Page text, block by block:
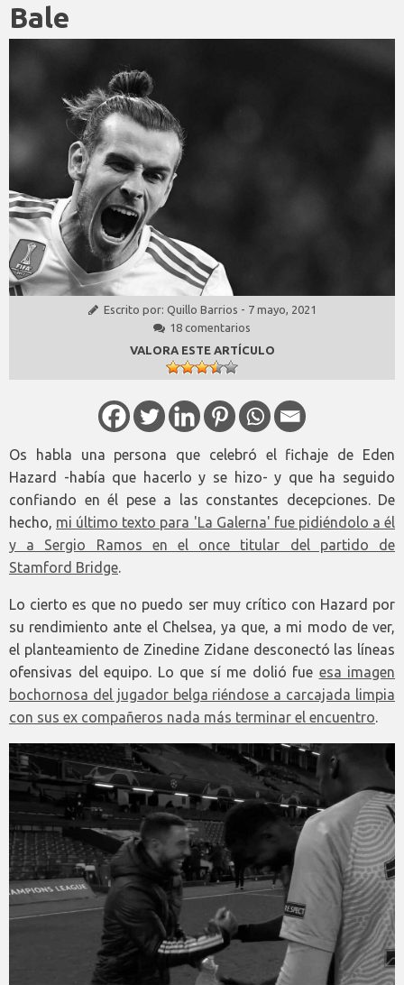
Bale
Escrito por: Quillo Barrios - 7 mayo, 2021
18 comentarios
VALORA ESTE ARTÍCULO
Os habla una persona que celebró el fichaje de Eden
Hazard -había que hacerlo y se hizo- y que ha seguido
confiando en él pese a las constantes decepciones. De
hecho, mi último texto para 'La Galerna' fue pidiéndolo a él
y a Sergio Ramos en el once titular del partido de
Stamford Bridge.
Lo cierto es que no puedo ser muy crítico con Hazard por
su rendimiento ante el Chelsea, ya que, a mi modo de ver,
el planteamiento de Zinedine Zidane desconectó las líneas
ofensivas del equipo. Lo que sí me dolió fue esa imagen
bochornosa del jugador belga riéndose a carcajada limpia
con sus ex compañeros nada más terminar el encuentro.